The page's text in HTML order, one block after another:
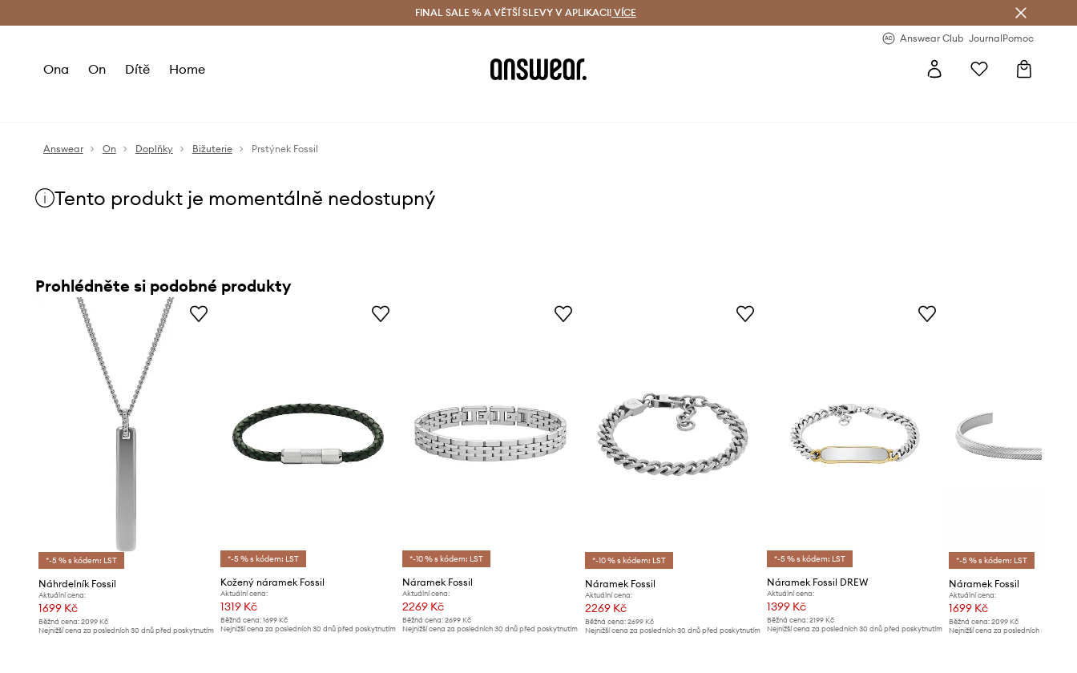
Doručení a vrácení zdarma (od 1800 Kč) Doručení i do 24 h
FINAL SALE % A VĚTŠÍ SLEVY V APLIKACI! VÍCE
Answear Club JournalPomoc
Ona On Dítě Home
Answear On Doplňky Bižuterie Prstýnek Fossil
Tento produkt je momentálně nedostupný
Prohlédněte si podobné produkty
*-5 % s kódem: LST
Náhrdelník Fossil
Aktuální cena:
1699 Kč
Běžná cena: 2099 Kč
Nejnižší cena za posledních 30 dnů před poskytnutím
*-5 % s kódem: LST
Kožený náramek Fossil
Aktuální cena:
1319 Kč
Běžná cena:1699 Kč
Nejnižší cena za posledních 30 dnů před poskytnutím
*-10 % s kódem: LST
Náramek Fossil
Aktuální cena:
2269 Kč
Běžná cena: 2699 Kč
Nejnižší cena za posledních 30 dnů před poskytnutím
*-10 % s kódem: LST
Náramek Fossil
Aktuální cena:
2269 Kč
Běžná cena: 2699 Kč
Nejnižší cena za posledních 30 dnů před poskytnutím
*-5 % s kódem: LST
Náramek Fossil DREW
Aktuální cena:
1399 Kč
Běžná cena:2199 Kč
Nejnižší cena za posledních 30 dnů před poskytnutím
*-5 % s kódem: LST
Náramek Fossil
Aktuální cena:
1699 Kč
Běžná cena: 2099 Kč
Nejnižší cena za posledních 30 dnů